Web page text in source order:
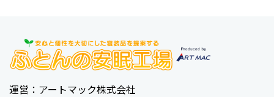
運営：アートマック株式会社